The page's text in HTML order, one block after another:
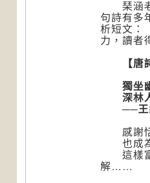
琹涵老
句詩有多
析短文：
力，讀者
【唐詩
獨坐幽
深林人
──王
感謝恬
也成為
這樣富
解……